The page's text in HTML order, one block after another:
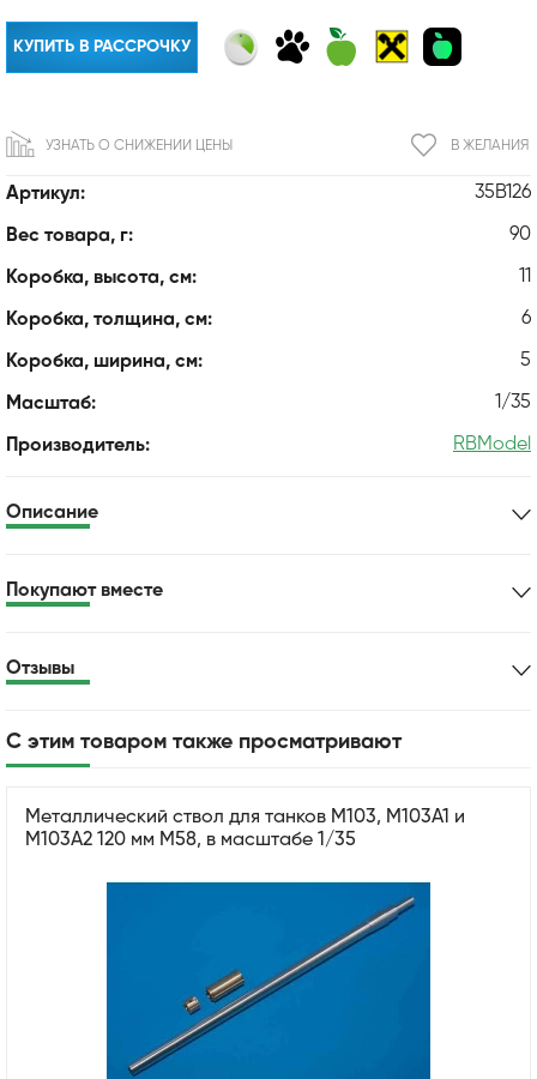
Артикул: 35B126
Вес товара, г: 90
Коробка, высота, см: 11
Коробка, толщина, см: 6
Коробка, ширина, см: 5
Масштаб: 1/35
Производитель: RBModel
КУПИТЬ В РАССРОЧКУ
В ЖЕЛАНИЯ
УЗНАТЬ О СНИЖЕНИИ ЦЕНЫ
Описание
Покупают вместе
Отзывы
С этим товаром также просматривают
Металлический ствол для танков M103, M103A1 и
M103A2 120 мм M58, в масштабе 1/35